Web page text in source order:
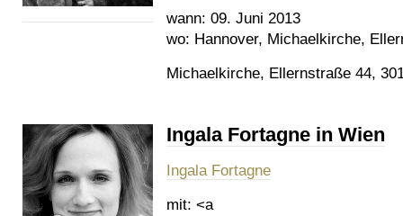
wann: 09. Juni 2013
wo: Hannover, Michaelkirche,
Michaelkirche, Ellernstraße 44,
Ingala Fortagne in Wien
Ingala Fortagne
mit: <a